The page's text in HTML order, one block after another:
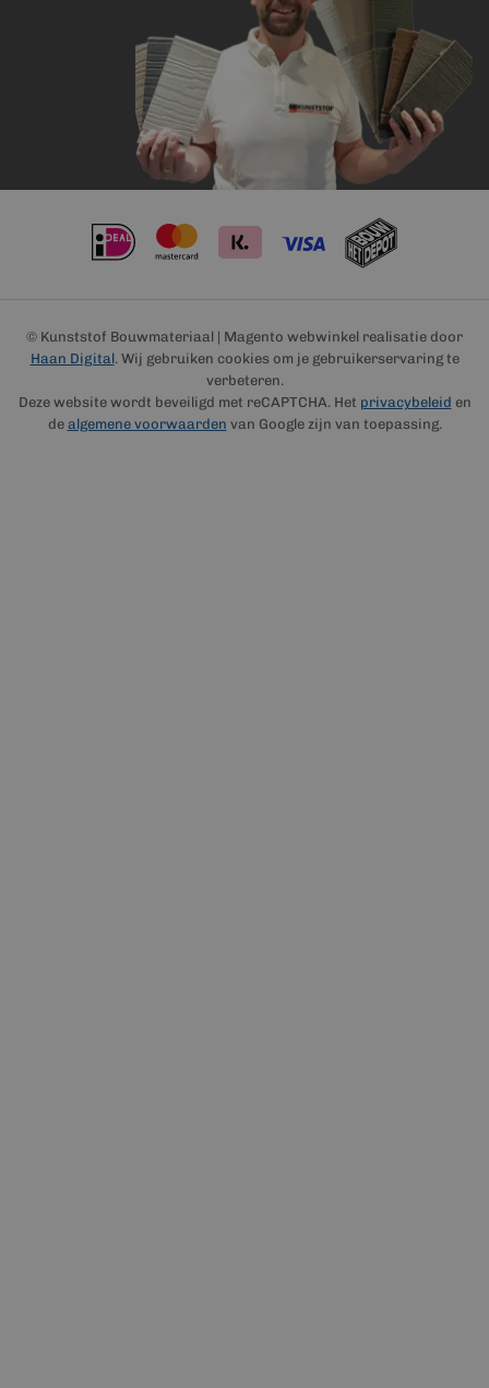
© Kunststof Bouwmateriaal | Magento webwinkel realisatie door
Haan Digital. Wij gebruiken cookies om je gebruikerservaring te
verbeteren.
Deze website wordt beveiligd met reCAPTCHA. Het privacybeleid en
de algemene voorwaarden van Google zijn van toepassing.